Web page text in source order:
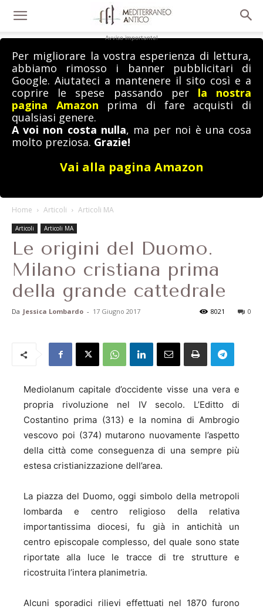
Avviso importante!
Per migliorare la vostra esperienza di lettura,
abbiamo rimosso i banner pubblicitari di
Google. Aiutateci a mantenere il sito così e a
coprire le spese passando per la nostra
pagina Amazon prima di fare acquisti di
qualsiasi genere.
A voi non costa nulla, ma per noi è una cosa
molto preziosa. Grazie!
Vai alla pagina Amazon
Home Articoli Articoli MA
Articoli Articoli MA
Le origini del Duomo.
Milano cristiana prima
della grande cattedrale
Da Jessica Lombardo - 17 Giugno 2017 0
8021
Mediolanum capitale d’occidente visse una vera e
propria rivoluzione nel IV secolo. L’Editto di
Costantino prima (313) e la nomina di Ambrogio
vescovo poi (374) mutarono nuovamente l’aspetto
della città come conseguenza di una sempre più
estesa cristianizzazione dell’area.
La piazza del Duomo, oggi simbolo della metropoli
lombarda e centro religioso della relativa
importantissima diocesi, fu già in antichità un
centro episcopale complesso, del quale sono state
riportate alla luce le tracce di tre strutture e
ricostruita l’intera planimetria.
Alcuni sporadici rilievi effettuati nel 1870 furono